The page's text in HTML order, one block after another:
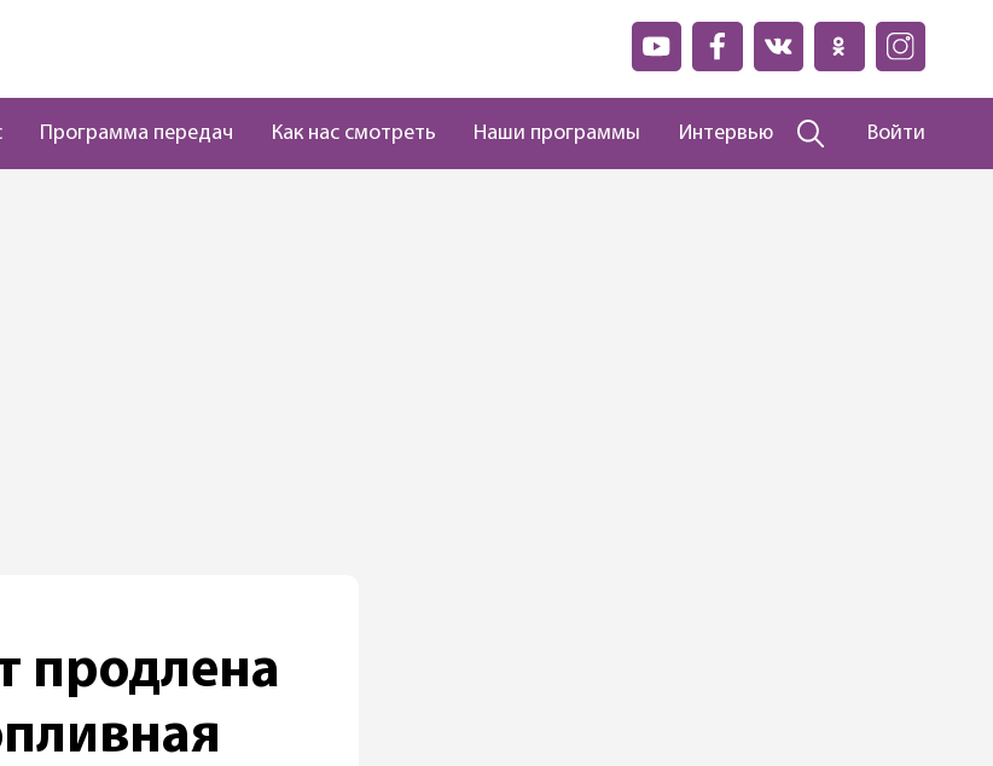
Программа передач Как нас смотреть Наши программы Интервью Войти
продлена